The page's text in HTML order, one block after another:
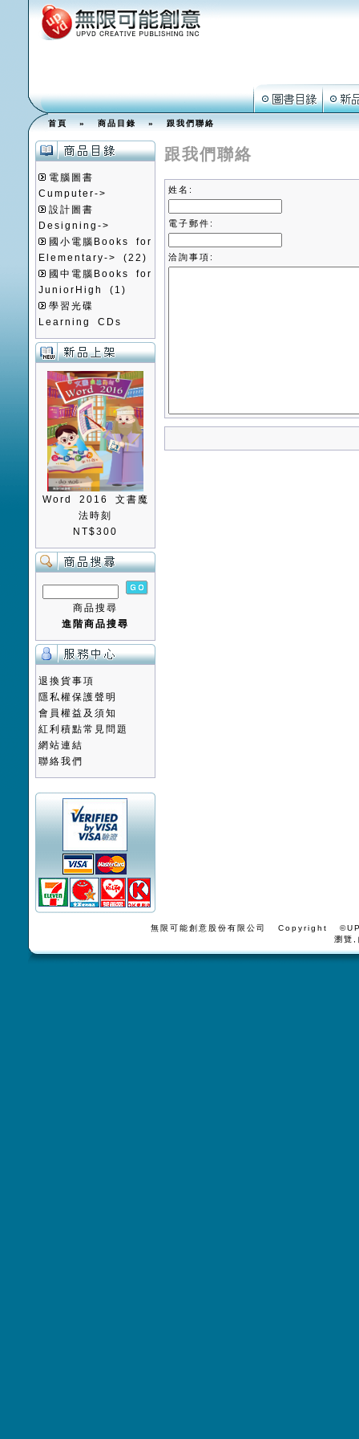
首頁»商品目錄»跟我們聯絡
電腦圖書
Cumputer->
設計圖書
Designing->
國小電腦Books for
Elementary->
(22)
國中電腦Books for
JuniorHigh
(1)
學習光碟
Learning CDs
Word 2016 文書魔
法時刻
NT$300
商品搜尋
進階商品搜尋
退換貨事項
隱私權保護聲明
會員權益及須知
紅利積點常見問題
網站連結
聯絡我們
跟我們聯絡
姓名:
電子郵件:
洽詢事項:
無限可能創意股份有限公司 Copyright
瀏